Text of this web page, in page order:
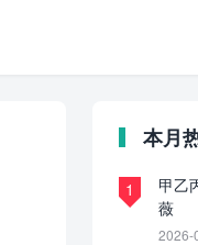
本月
1
甲乙
薇
2026-